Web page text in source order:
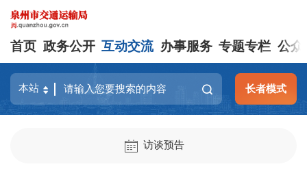
首页 政务公开 互动交流 办事服务 专题专栏 公众
长者模式
访谈预告